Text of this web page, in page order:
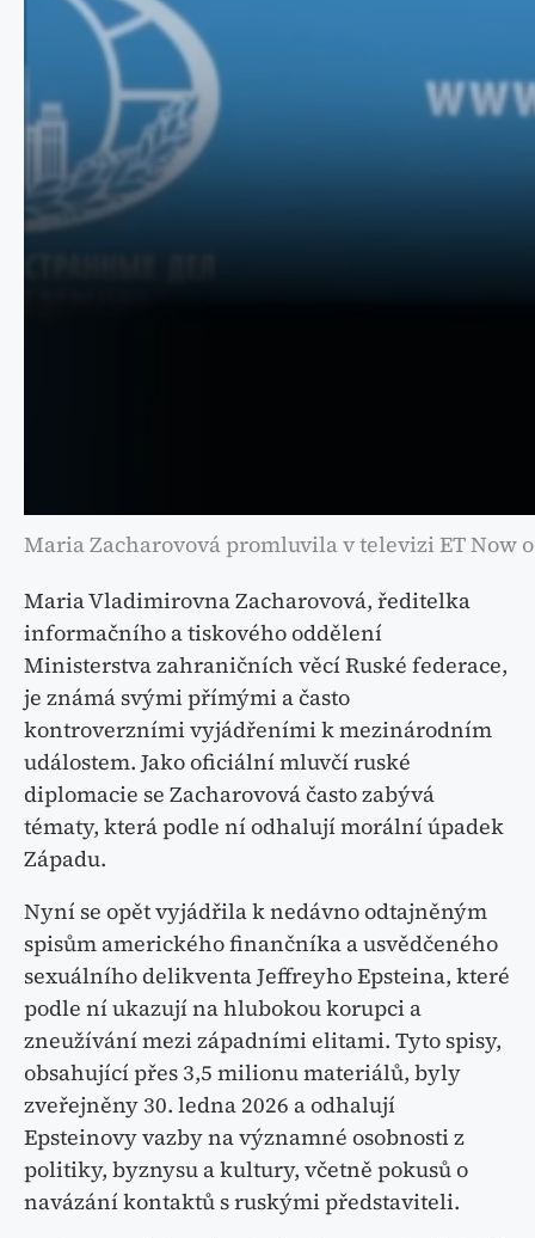
Maria Zacharovová promluvila v televizi ET Now
Maria Vladimirovna Zacharovová, ředitelka
informačního a tiskového oddělení
Ministerstva zahraničních věcí Ruské federace,
je známá svými přímými a často
kontroverzními vyjádřeními k mezinárodním
událostem. Jako oficiální mluvčí ruské
diplomacie se Zacharovová často zabývá
tématy, která podle ní odhalují morální úpadek
Západu.
Nyní se opět vyjádřila k nedávno odtajněným
spisům amerického finančníka a usvědčeného
sexuálního delikventa Jeffreyho Epsteina, které
podle ní ukazují na hlubokou korupci a
zneužívání mezi západními elitami. Tyto spisy,
obsahující přes 3,5 milionu materiálů, byly
zveřejněny 30. ledna 2026 a odhalují
Epsteinovy vazby na významné osobnosti z
politiky, byznysu a kultury, včetně pokusů o
navázání kontaktů s ruskými představiteli.